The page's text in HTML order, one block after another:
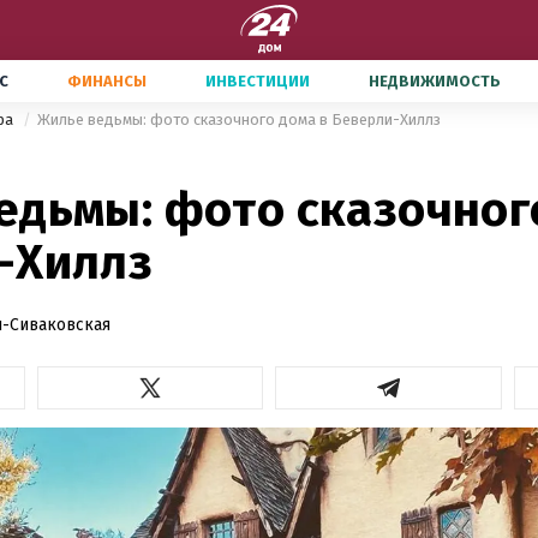
ФИНАНСЫ ИНВЕСТИЦИИ НЕДВИЖИМОСТЬ
Жилье ведьмы: фото сказочного дома в Беверли-Хиллз
фото